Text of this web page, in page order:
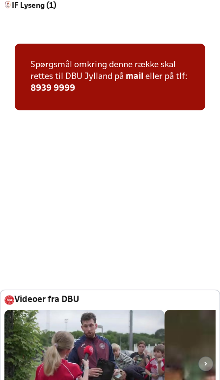
IF Lyseng (1)
Spørgsmål omkring denne række skal
rettes til DBU Jylland på mail eller på tlf:
8939 9999
Videoer fra DBU